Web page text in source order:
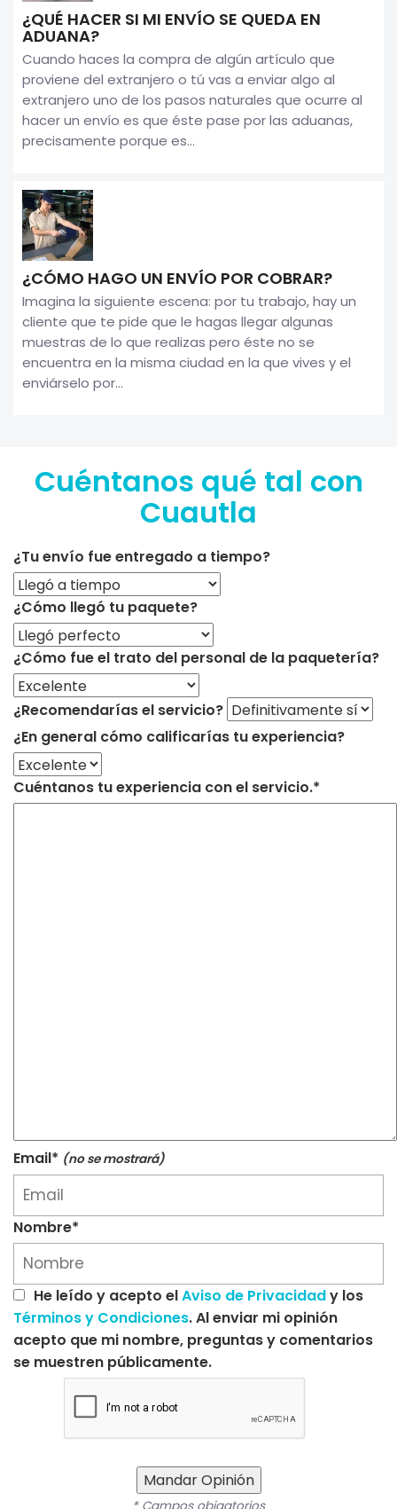
¿QUÉ HACER SI MI ENVÍO SE QUEDA EN
ADUANA?
Cuando haces la compra de algún artículo que
proviene del extranjero o tú vas a enviar algo al
extranjero uno de los pasos naturales que ocurre al
hacer un envío es que éste pase por las aduanas,
precisamente porque es...
¿CÓMO HAGO UN ENVÍO POR COBRAR?
Imagina la siguiente escena: por tu trabajo, hay un
cliente que te pide que le hagas llegar algunas
muestras de lo que realizas pero éste no se
encuentra en la misma ciudad en la que vives y el
enviárselo por...
Cuéntanos qué tal con
Cuautla
¿Tu envío fue entregado a tiempo?
¿Cómo llegó tu paquete?
¿Cómo fue el trato del personal de la paquetería?
¿Recomendarías el servicio?
¿En general cómo calificarías tu experiencia?
Cuéntanos tu experiencia con el servicio.*
Email* (no se mostrará)
Nombre*
He leído y acepto elAviso de Privacidady los
Términos y Condiciones. Al enviar mi opinión
acepto que mi nombre, preguntas y comentarios
se muestren públicamente.
Mandar Opinión
* Campos obigatorios